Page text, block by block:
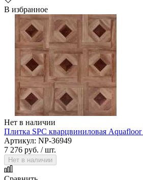
В избранное
Нет в наличии
Плитка SPC кварцвиниловая
Артикул: NP-36949
7 276 руб. / шт.
Нет в наличии